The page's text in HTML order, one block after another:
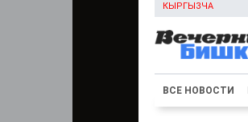
КЫРГЫЗЧА
ВСЕ НОВОСТИ